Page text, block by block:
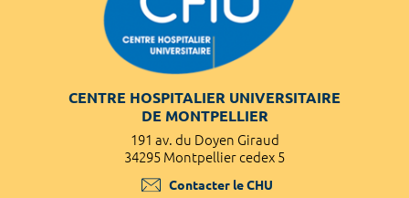
CENTRE HOSPITALIER UNIVERSITAIRE
DE MONTPELLIER
191 av. du Doyen Giraud
34295 Montpellier cedex 5
Contacter le CHU